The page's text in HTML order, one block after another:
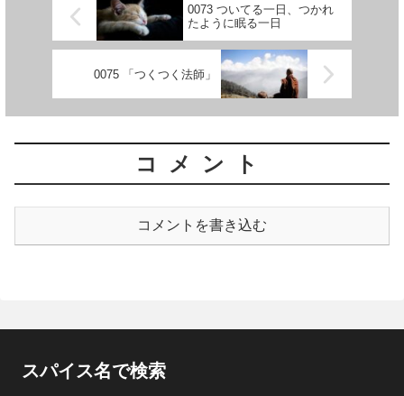
0073 ついてる一日、つかれ
たように眠る一日
0075 「つくつく法師」
コメント
コメントを書き込む
スパイス名で検索